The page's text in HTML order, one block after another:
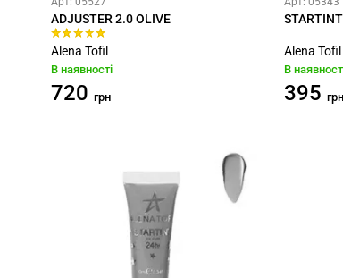
ADJUSTER 2.0 OLIVE
Alena Tofil
В наявності
720 грн
Alena Tofil
В
395 грн